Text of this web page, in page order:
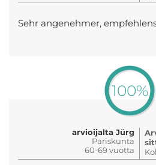
Sehr angenehmer,
100%
arvioijalta Jürg
Pariskunta
60-69 vuotta